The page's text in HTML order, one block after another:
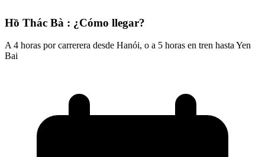
Hồ Thác Bà : ¿Cómo llegar?
A 4 horas por carrerera desde Hanói, o a 5 horas en tren hasta Yen
Bai